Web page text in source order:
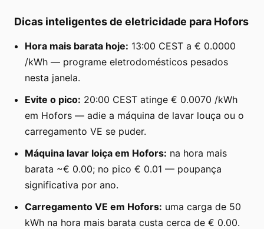
Dicas inteligentes de eletricidade para Hofors
Hora mais barata hoje: 13:00 CEST a € 0.0000
/kWh — programe eletrodomésticos pesados
nesta janela.
Evite o pico: 20:00 CEST atinge € 0.0070 /kWh
em Hofors — adie a máquina de lavar louça ou o
carregamento VE se puder.
Máquina lavar loiça em Hofors: na hora mais
barata ~€ 0.00; no pico € 0.01 — poupança
significativa por ano.
Carregamento VE em Hofors: uma carga de 50
kWh na hora mais barata custa cerca de € 0.00.